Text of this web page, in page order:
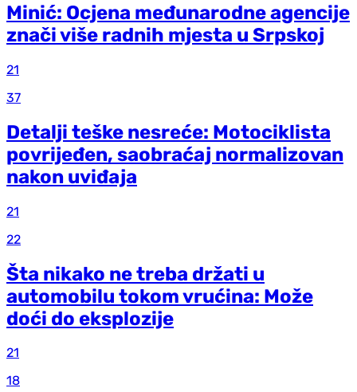
Minić: Ocjena međunarodne agencije
znači više radnih mjesta u Srpskoj
21
37
Detalji teške nesreće: Motociklista
povrijeđen, saobraćaj normalizovan
nakon uviđaja
21
22
Šta nikako ne treba držati u
automobilu tokom vrućina: Može
doći do eksplozije
21
18